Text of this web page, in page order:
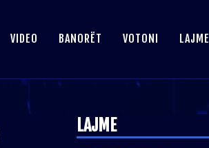
VIDEO BANORËT VOTONI LAJME
LAJME